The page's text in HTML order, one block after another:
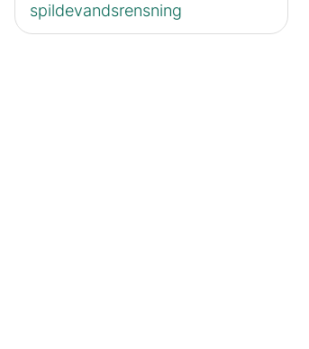
spildevandsrensning